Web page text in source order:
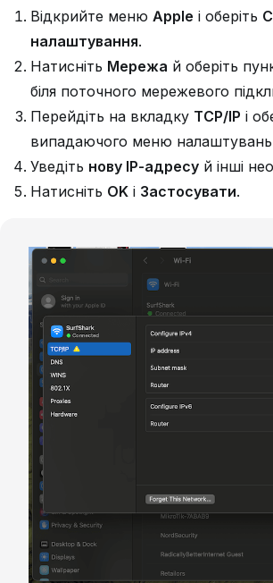
Відкрийте меню Apple і оберіть
налаштування.
Натисніть Мережа й оберіть
біля поточного мережевого
Перейдіть на вкладку TCP/IP і
випадаючого меню
Уведіть нову IP-адресуй інші
Натисніть OKі Застосувати.